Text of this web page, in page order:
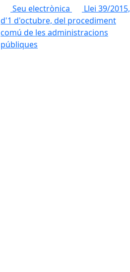
Seu electrònica
Llei 39/2015,
d'1 d'octubre, del procediment
comú de les administracions
públiques